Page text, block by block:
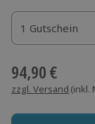
1 Gutschein
1 Gutschein
1 Gutschein
94,90 €
zzgl. Versand (inkl.